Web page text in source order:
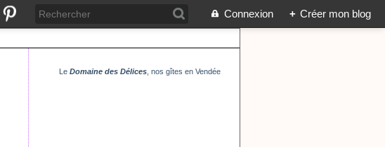
Connexion + Créer mon blog
Le Domaine des Délices, nos gîtes en Vendée